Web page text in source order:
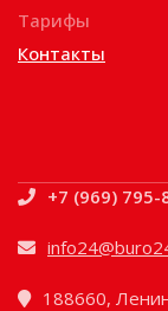
Тарифы
Контакты
+7 (969) 795-
188660,